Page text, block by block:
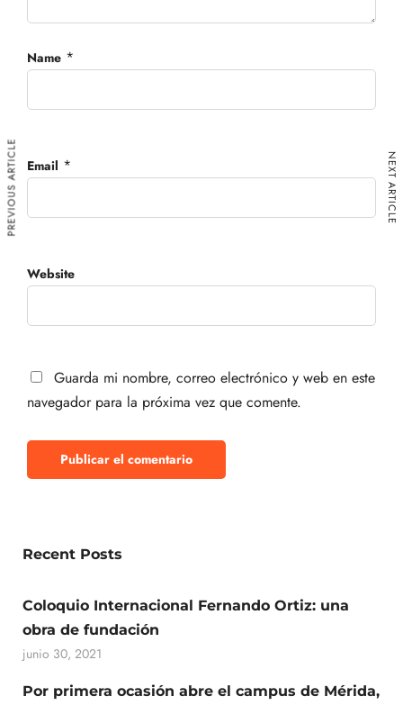
Name *
Email *
Website
Guarda mi nombre, correo electrónico y web en este
navegador para la próxima vez que comente.
PREVIOUS ARTICLE NEXT ARTICLE
Recent Posts
Coloquio Internacional Fernando Ortiz: una
obra de fundación
junio 30, 2021
Por primera ocasión abre el campus de Mérida,